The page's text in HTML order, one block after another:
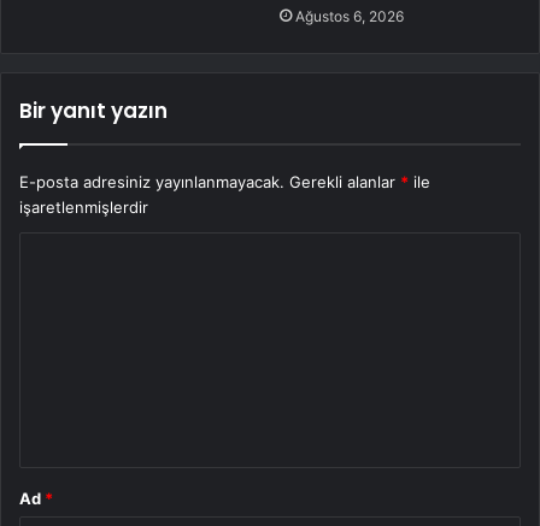
Ağustos 6, 2026
Bir yanıt yazın
E-posta adresiniz yayınlanmayacak. Gerekli alanlar * ile
işaretlenmişlerdir
Ad *